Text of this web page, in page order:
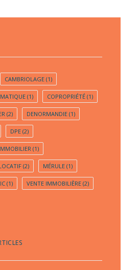
CAMBRIOLAGE (1)
(1) COPROPRIÉTÉ (1)
(2) DENORMANDIE (1)
DPE (2)
(1)
(2) MÉRULE (1)
(1) VENTE IMMOBILIÈRE (2)